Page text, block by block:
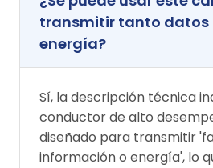
transmitir tanto datos
energía?
Sí, la descripción técnica
conductor de alto
diseñado para transmitir
información o energía', lo